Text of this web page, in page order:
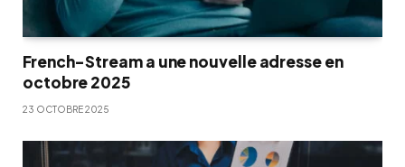
French-Stream a une nouvelle adresse en
octobre 2025
23 OCTOBRE 2025